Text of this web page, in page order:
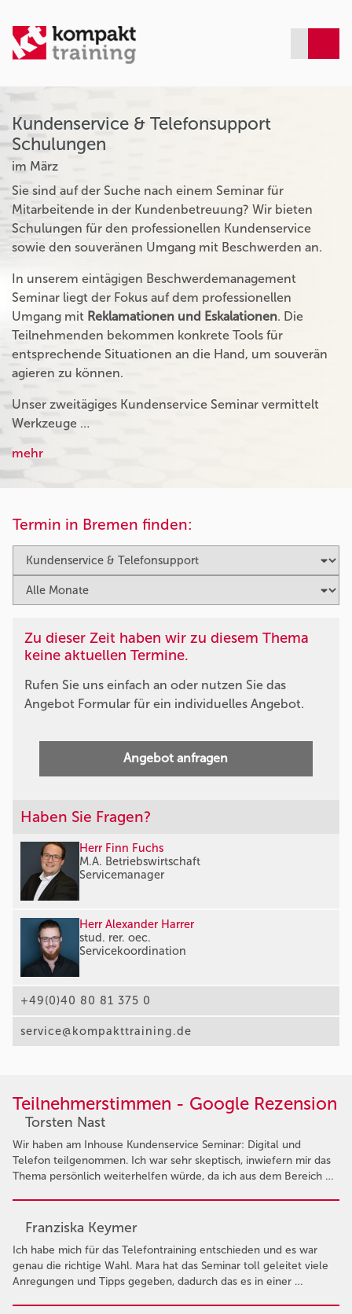
Kundenservice & Telefonsupport
Schulungen
im März
Sie sind auf der Suche nach einem Seminar für
Mitarbeitende in der Kundenbetreuung? Wir bieten
Schulungen für den professionellen Kundenservice
sowie den souveränen Umgang mit Beschwerden an.
In unserem eintägigen Beschwerdemanagement
Seminar liegt der Fokus auf dem professionellen
Umgang mit Reklamationen und Eskalationen. Die
Teilnehmenden bekommen konkrete Tools für
entsprechende Situationen an die Hand, um souverän
agieren zu können.
Unser zweitägiges Kundenservice Seminar vermittelt
Werkzeuge …
mehr
Termin in Bremen finden:
Zu dieser Zeit haben wir zu diesem Thema
keine aktuellen Termine.
Rufen Sie uns einfach an oder nutzen Sie das
Angebot Formular für ein individuelles Angebot.
Angebot anfragen
Haben Sie Fragen?
Herr Finn Fuchs
M.A. Betriebswirtschaft
Servicemanager
Herr Alexander Harrer
stud. rer. oec.
Servicekoordination
+49(0)40 80 81 375 0
service@kompakttraining.de
Teilnehmerstimmen - Google Rezension
Torsten Nast
Wir haben am Inhouse Kundenservice Seminar: Digital und
Telefon teilgenommen. Ich war sehr skeptisch, inwiefern mir das
Thema persönlich weiterhelfen würde, da ich aus dem Bereich …
Franziska Keymer
Ich habe mich für das Telefontraining entschieden und es war
genau die richtige Wahl. Mara hat das Seminar toll geleitet viele
Anregungen und Tipps gegeben, dadurch das es in einer …